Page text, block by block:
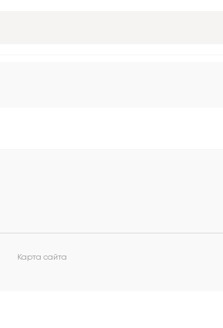
Карта сайта